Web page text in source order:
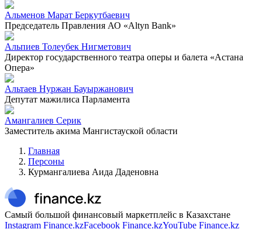
Альменов Марат Беркутбаевич
Председатель Правления АО «Altyn Bank»
Альпиев Толеубек Нигметович
Директор государственного театра оперы и балета «Астана
Опера»
Альтаев Нуржан Бауыржанович
Депутат мажилиса Парламента
Амангалиев Серик
Заместитель акима Мангистауской области
Главная
Персоны
Курмангалиева Аида Даденовна
Самый большой финансовый маркетплейс в Казахстане
Instagram Finance.kzFacebook Finance.kzYouTube Finance.kz